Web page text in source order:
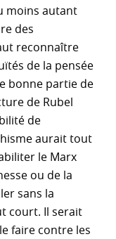
moins autant
des
reconnaître
de la pensée
bonne partie de
de Rubel
de
aurait tout
le Marx
ou de la
sans la
court. Il serait
faire contre les